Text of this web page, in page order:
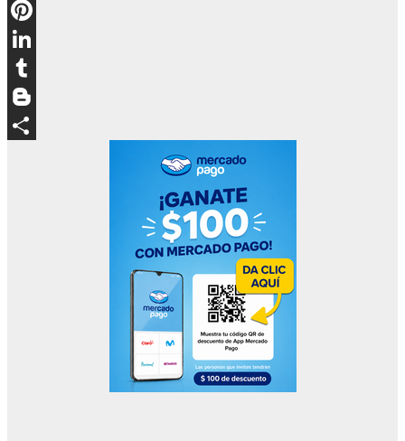
Email
Pinterest
LinkedIn
Tumblr
Blogger